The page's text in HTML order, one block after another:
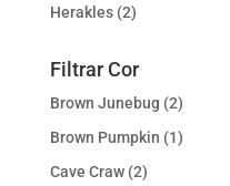
Herakles (2)
Filtrar Cor
Brown Junebug (2)
Brown Pumpkin (1)
Cave Craw (2)